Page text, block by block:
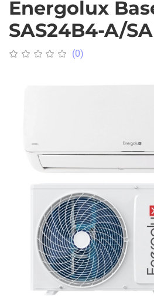
Energolux
SAS24B4-A/
(0)